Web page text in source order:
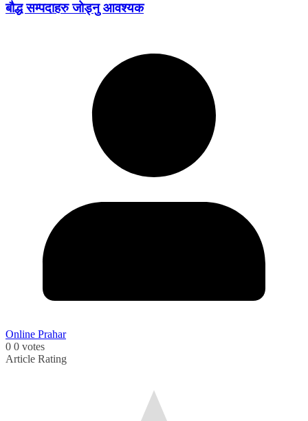
बौद्ध सम्पदाहरु जोड्नु आवश्यक
Online Prahar
0 0 votes
Article Rating